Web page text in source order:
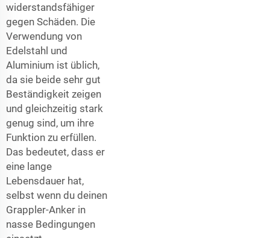
widerstandsfähiger
gegen Schäden. Die
Verwendung von
Edelstahl und
Aluminium ist üblich,
da sie beide sehr gut
Beständigkeit zeigen
und gleichzeitig stark
genug sind, um ihre
Funktion zu erfüllen.
Das bedeutet, dass er
eine lange
Lebensdauer hat,
selbst wenn du deinen
Grappler-Anker in
nasse Bedingungen